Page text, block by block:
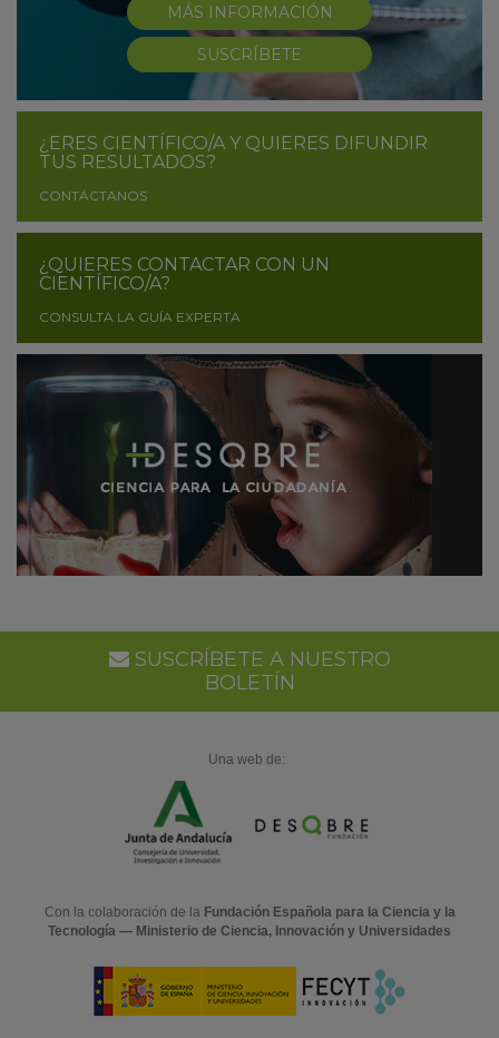
MÁS INFORMACIÓN
SUSCRÍBETE
¿ERES CIENTÍFICO/A Y QUIERES DIFUNDIR
TUS RESULTADOS?
CONTÁCTANOS
¿QUIERES CONTACTAR CON UN
CIENTÍFICO/A?
CONSULTA LA GUÍA EXPERTA
SUSCRÍBETE A NUESTRO
BOLETÍN
Una web de:
Con la colaboración de la Fundación Española para la Ciencia y la
Tecnología — Ministerio de Ciencia, Innovación y Universidades